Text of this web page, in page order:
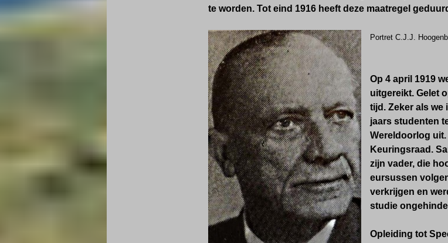
te worden. Tot eind 1916 heeft deze maatregel
Portret C.J.J.
Op 4 april 1919
uitgereikt. Gelet
tijd. Zeker als we
jaars studenten
Wereldoorlog
Keuringsraad.
zijn vader, die
eursussen
verkrijgen en
studie
Opleiding tot